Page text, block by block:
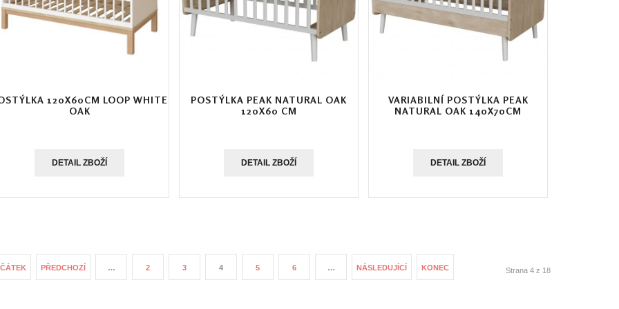
120X60CM LOOP WHITE
OAK
DETAIL ZBOŽÍ
POSTÝLKA PEAK NATURAL OAK
120X60 CM
DETAIL ZBOŽÍ
VARIABILNÍ POSTÝLKA PEAK
NATURAL OAK 140X70CM
DETAIL ZBOŽÍ
PŘEDCHOZÍ … 2 3 4 5 6 … NÁSLEDUJÍCÍ KONEC Strana 4 z 18